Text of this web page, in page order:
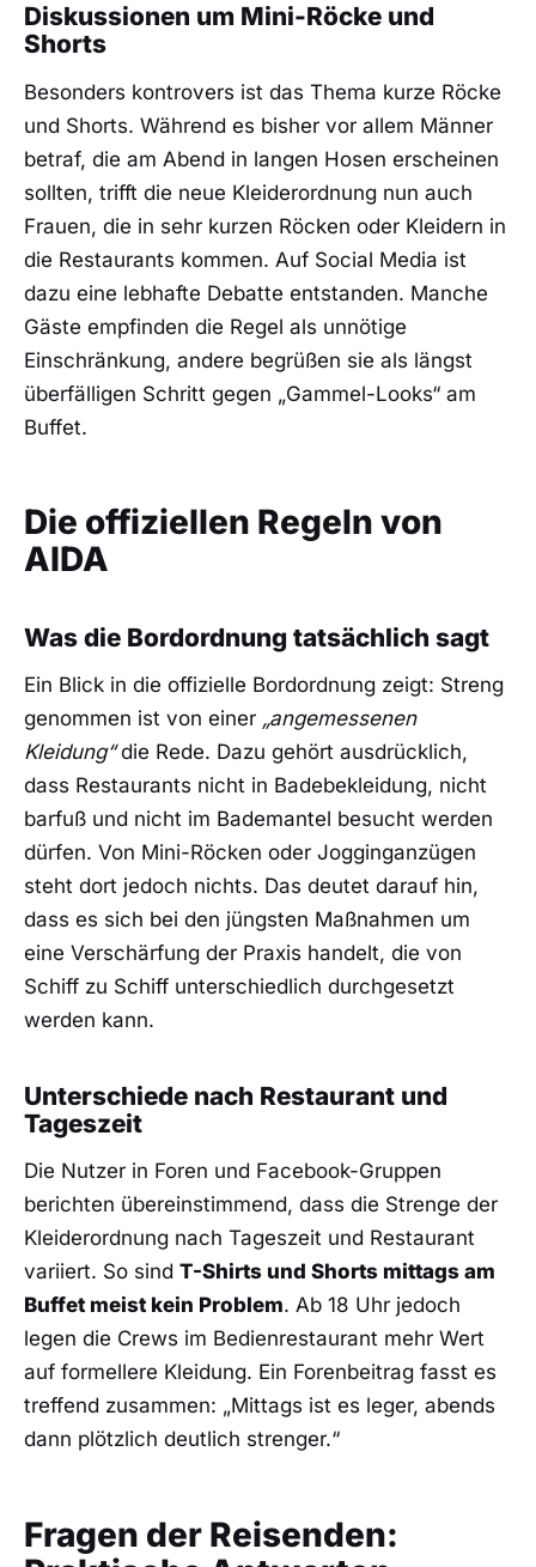
Diskussionen um Mini-Röcke und
Shorts
Besonders kontrovers ist das Thema kurze Röcke
und Shorts. Während es bisher vor allem Männer
betraf, die am Abend in langen Hosen erscheinen
sollten, trifft die neue Kleiderordnung nun auch
Frauen, die in sehr kurzen Röcken oder Kleidern in
die Restaurants kommen. Auf Social Media ist
dazu eine lebhafte Debatte entstanden. Manche
Gäste empfinden die Regel als unnötige
Einschränkung, andere begrüßen sie als längst
überfälligen Schritt gegen „Gammel-Looks“ am
Buffet.
Die offiziellen Regeln von
AIDA
Was die Bordordnung tatsächlich sagt
Ein Blick in die offizielle Bordordnung zeigt: Streng
genommen ist von einer „angemessenen
Kleidung“die Rede. Dazu gehört ausdrücklich,
dass Restaurants nicht in Badebekleidung, nicht
barfuß und nicht im Bademantel besucht werden
dürfen. Von Mini-Röcken oder Jogginganzügen
steht dort jedoch nichts. Das deutet darauf hin,
dass es sich bei den jüngsten Maßnahmen um
eine Verschärfung der Praxis handelt, die von
Schiff zu Schiff unterschiedlich durchgesetzt
werden kann.
Unterschiede nach Restaurant und
Tageszeit
Die Nutzer in Foren und Facebook-Gruppen
berichten übereinstimmend, dass die Strenge der
Kleiderordnung nach Tageszeit und Restaurant
variiert. So sind T-Shirts und Shorts mittags am
Buffet meist kein Problem. Ab 18 Uhr jedoch
legen die Crews im Bedienrestaurant mehr Wert
auf formellere Kleidung. Ein Forenbeitrag fasst es
treffend zusammen: „Mittags ist es leger, abends
dann plötzlich deutlich strenger.“
Fragen der Reisenden: